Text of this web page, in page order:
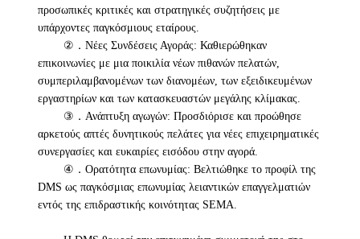
προσωπικές κριτικές και στρατηγικές συζητήσεις με
υπάρχοντες παγκόσμιους εταίρους.
②．Νέες Συνδέσεις Αγοράς: Καθιερώθηκαν
επικοινωνίες με μια ποικιλία νέων πιθανών πελατών,
συμπεριλαμβανομένων των διανομέων, των εξειδικευμένων
εργαστηρίων και των κατασκευαστών μεγάλης κλίμακας.
③．Ανάπτυξη αγωγών: Προσδιόρισε και προώθησε
αρκετούς απτές δυνητικούς πελάτες για νέες επιχειρηματικές
συνεργασίες και ευκαιρίες εισόδου στην αγορά.
④．Ορατότητα επωνυμίας: Βελτιώθηκε το προφίλ της
DMS ως παγκόσμιας επωνυμίας λειαντικών επαγγελματιών
εντός της επιδραστικής κοινότητας SEMA.